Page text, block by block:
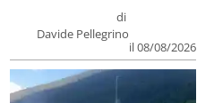
di
Davide Pellegrino
il 08/08/2026